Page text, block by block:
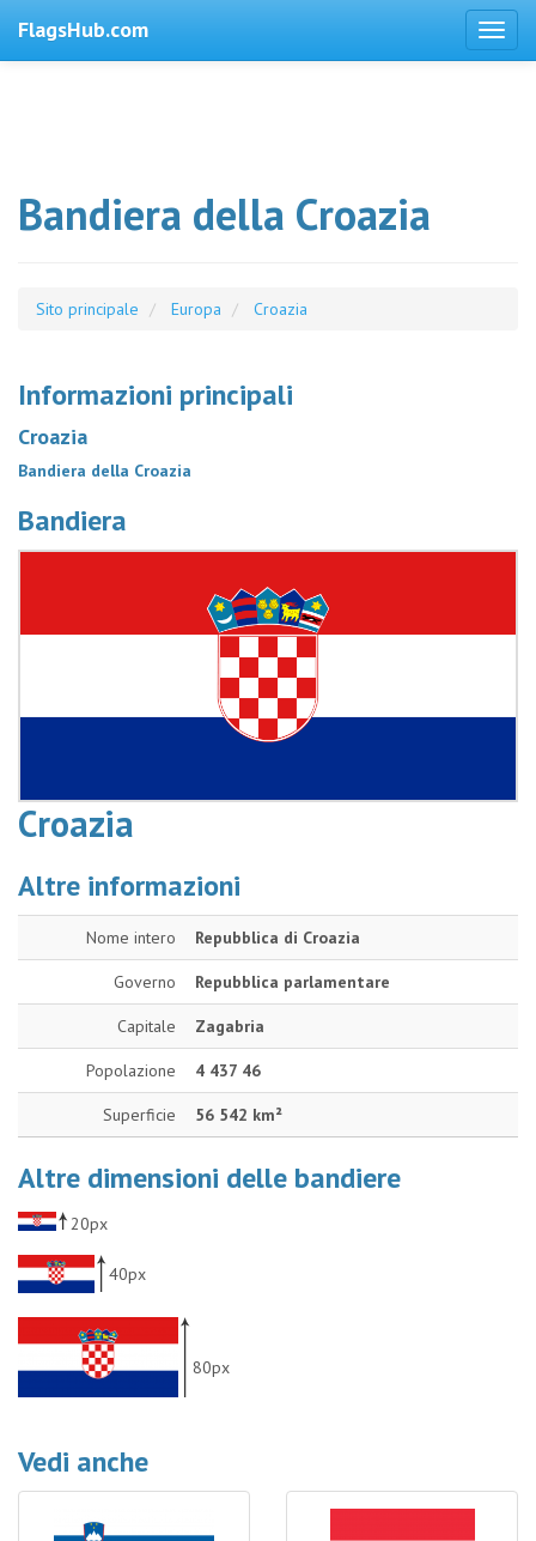
FlagsHub.com
Bandiera della Croazia
Sito principale Europa Croazia
Informazioni principali
Croazia
Bandiera della Croazia
Bandiera
Croazia
Altre informazioni
Nome intero Repubblica di Croazia
Governo Repubblica parlamentare
Capitale Zagabria
Popolazione 4 437 46
Superficie 56 542 km²
Altre dimensioni delle bandiere
20px
40px
80px
Vedi anche